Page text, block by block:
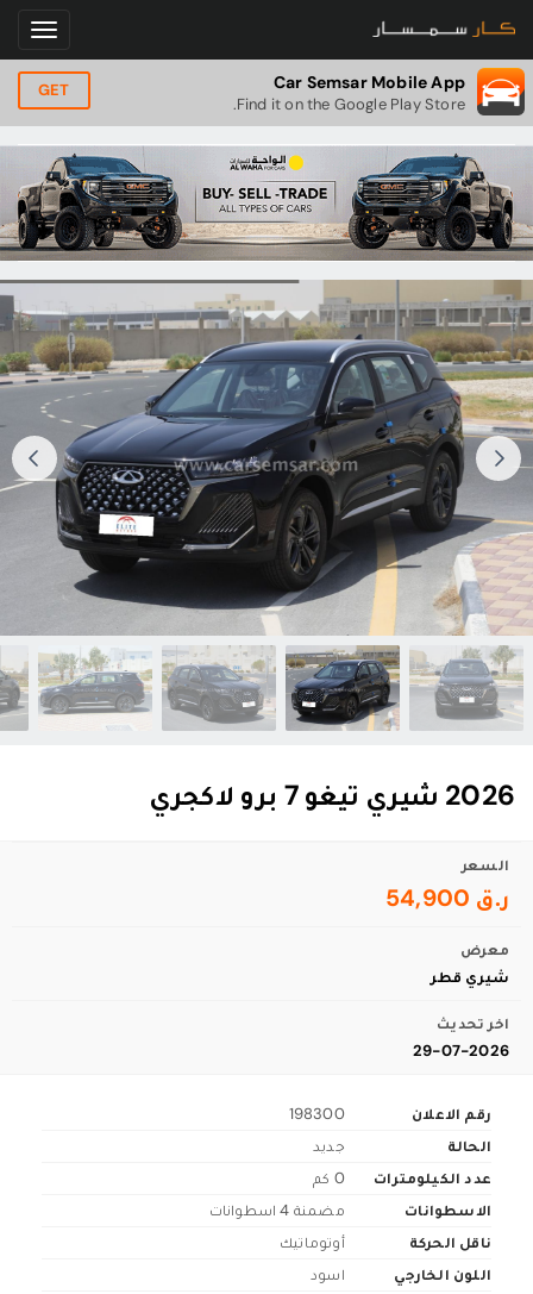
Car Semsar Mobile App
Find it on the Google Play Store.
GET
2026 شيري تيغو 7 برو لاكجري
السعر
ر.ق 54,900
معرض
شيري قطر
اخر تحديث
29-07-2026
رقم الاعلان
198300
الحالة
جديد
عدد الكيلومترات
0 كم
الاسطوانات
مضمنة 4 اسطوانات
ناقل الحركة
أوتوماتيك
اللون الخارجي
اسود